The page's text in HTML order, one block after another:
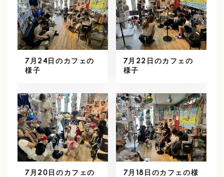
7月24日のカフェの
様子
7月22日のカフェの
様子
7月20日のカフェの
7月18日のカフェの様